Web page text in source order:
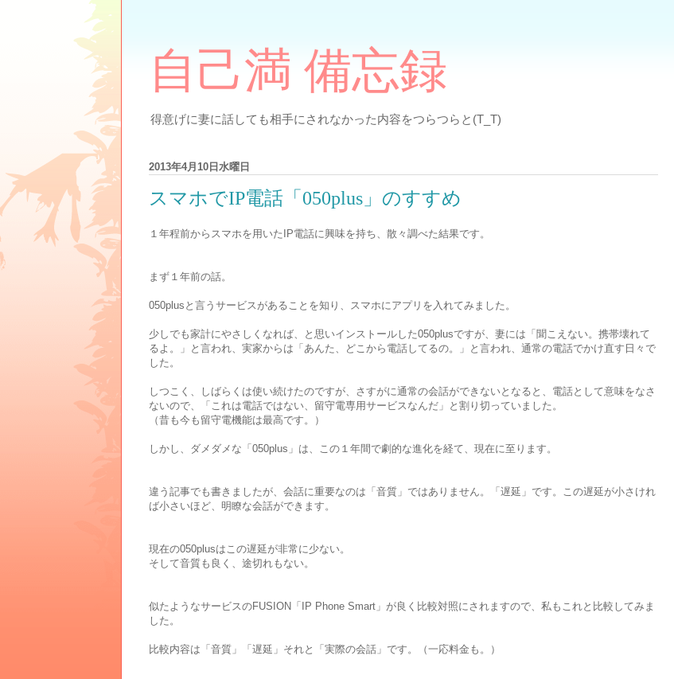
自己満 備忘録
得意げに妻に話しても相手にされなかった内容をつらつらと(T_T)
2013年4月10日水曜日
スマホでIP電話「050plus」のすすめ
１年程前からスマホを用いたIP電話に興味を持ち、散々調べた結果です。
まず１年前の話。
050plusと言うサービスがあることを知り、スマホにアプリを入れてみました。
少しでも家計にやさしくなれば、と思いインストールした050plusですが、妻には「聞こえない。携帯壊れて
るよ。」と言われ、実家からは「あんた、どこから電話してるの。」と言われ、通常の電話でかけ直す日々で
した。
しつこく、しばらくは使い続けたのですが、さすがに通常の会話ができないとなると、電話として意味をなさ
ないので、「これは電話ではない、留守電専用サービスなんだ」と割り切っていました。
（昔も今も留守電機能は最高です。）
しかし、ダメダメな「050plus」は、この１年間で劇的な進化を経て、現在に至ります。
違う記事でも書きましたが、会話に重要なのは「音質」ではありません。「遅延」です。この遅延が小さけれ
ば小さいほど、明瞭な会話ができます。
現在の050plusはこの遅延が非常に少ない。
そして音質も良く、途切れもない。
似たようなサービスのFUSION「IP Phone Smart」が良く比較対照にされますので、私もこれと比較してみま
した。
比較内容は「音質」「遅延」それと「実際の会話」です。（一応料金も。）